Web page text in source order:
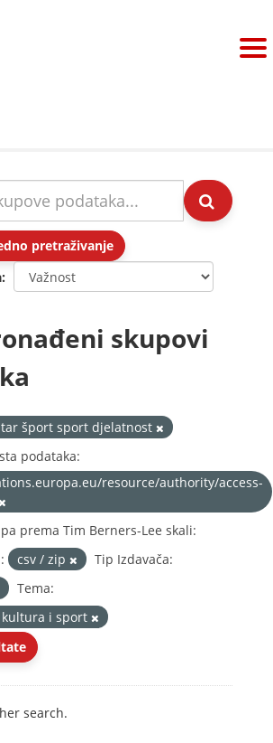
pretraživanje
skupovi
šport sport djelatnost
podataka:
resource/authority/access-
prema Tim Berners-Lee skali:
csv / zip
Tip Izdavača:
Tema:
kultura i sport
search.